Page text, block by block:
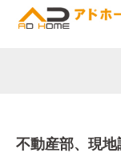
不動産部、現地